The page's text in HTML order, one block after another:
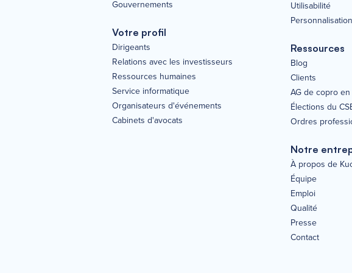
Gouvernements
Votre profil
Dirigeants
Relations avec les investisseurs
Ressources humaines
Service informatique
Organisateurs d'événements
Cabinets d'avocats
Utilisabilité
Ressources
Blog
Clients
AG de copro
Élections du
Ordres
Notre
À propos de
Équipe
Emploi
Qualité
Presse
Contact